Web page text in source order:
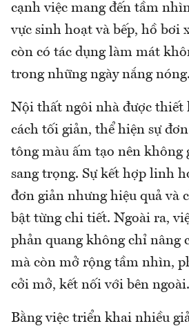
cạnh việc mang đến tầm
vực sinh hoạt và bếp, hồ bơi
còn có tác dụng làm mát
trong những ngày nắng nóng.
Nội thất ngôi nhà được thiết
cách tối giản, thể hiện sự
tông màu ấm tạo nên không
sang trọng. Sự kết hợp linh
đơn giản nhưng hiệu quả và
bật từng chi tiết. Ngoài ra,
phản quang không chỉ nâng
mà còn mở rộng tầm nhìn,
cởi mở, kết nối với bên ngoài.
Bằng việc triển khai nhiều